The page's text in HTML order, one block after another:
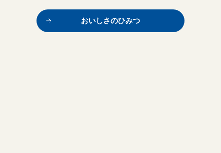
おいしさのひみつ